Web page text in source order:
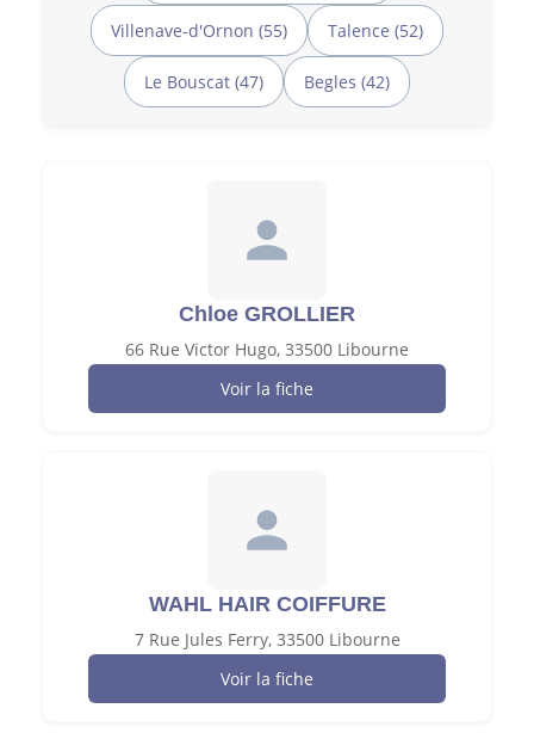
Villenave-d'Ornon (55) Talence (52)
Le Bouscat (47) Begles (42)
Chloe GROLLIER
66 Rue Victor Hugo, 33500 Libourne
Voir la fiche
WAHL HAIR COIFFURE
7 Rue Jules Ferry, 33500 Libourne
Voir la fiche